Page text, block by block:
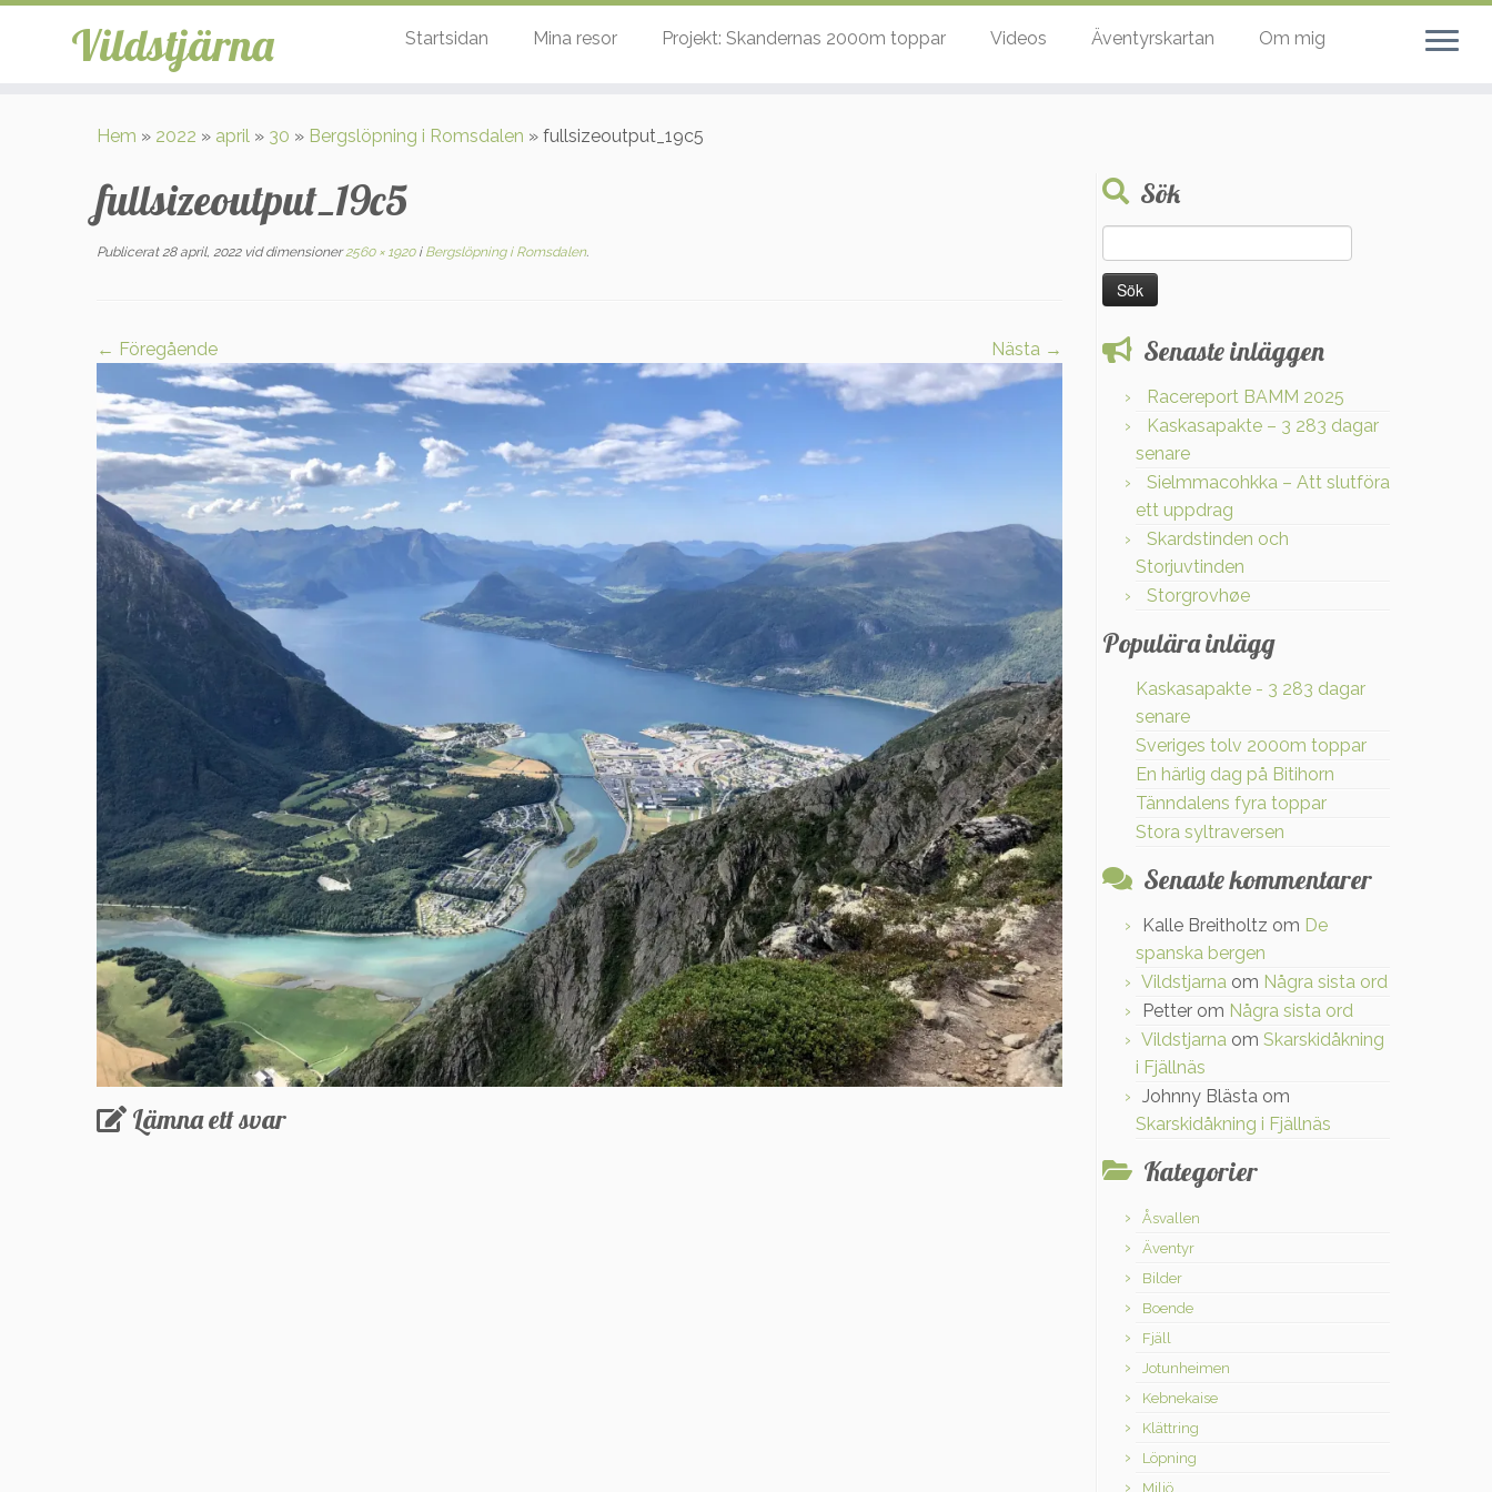
Vildstjärna Startsidan Mina resor Projekt: Skandernas 2000m toppar Videos Äventyrskartan Om mig
Hem » 2022 » april » 30 » Bergslöpning i Romsdalen » fullsizeoutput_19c5
fullsizeoutput_19c5
Publicerat 28 april, 2022vid dimensioner2560 × 1920iBergslöpning i Romsdalen.
← Föregående Nästa →
Lämna ett svar
Sök
efter:
Senaste inläggen
Racereport BAMM 2025
Kaskasapakte – 3 283 dagar
senare
Sielmmacohkka – Att slutföra
ett uppdrag
Skardstinden och
Storjuvtinden
Storgrovhøe
Populära inlägg
Kaskasapakte - 3 283 dagar
senare
Sveriges tolv 2000m toppar
En härlig dag på Bitihorn
Tänndalens fyra toppar
Stora syltraversen
Senaste kommentarer
Kalle Breitholtz om De
spanska bergen
Vildstjarna om Några sista ord
Petter om Några sista ord
Vildstjarna om Skarskidåkning
i Fjällnäs
Johnny Blästa om
Skarskidåkning i Fjällnäs
Kategorier
Åsvallen
Äventyr
Bilder
Boende
Fjäll
Jotunheimen
Kebnekaise
Klättring
Löpning
Miljö